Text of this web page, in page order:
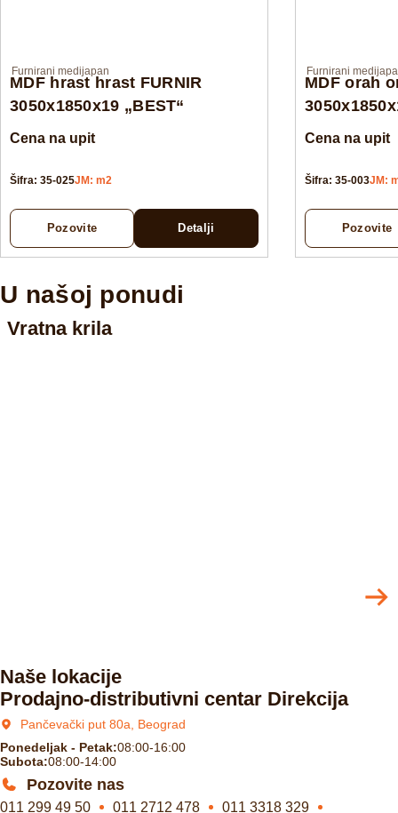
Furnirani medijapan
MDF hrast hrast FURNIR
3050x1850x19 „BEST“
Cena na upit
Šifra: 35-025JM: m2
Pozovite Detalji
Furnirani
MDF orah
Cena na upit
Šifra: 35-003JM:
Pozovite
U našoj ponudi
Vratna krila
Naše lokacije
Prodajno-distributivni centar Direkcija
Pančevački put 80a, Beograd
Ponedeljak - Petak:08:00-16:00
Subota:08:00-14:00
Pozovite nas
011 299 49 50 011 2712 478 011 3318 329